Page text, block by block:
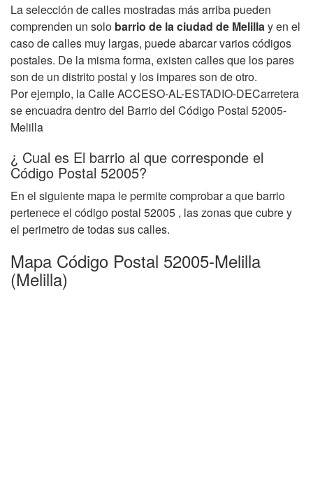
La selección de calles mostradas más arriba pueden
comprenden un solo barrio de la ciudad de Melillay en el
caso de calles muy largas, puede abarcar varios códigos
postales. De la misma forma, existen calles que los pares
son de un distrito postal y los impares son de otro.
Por ejemplo, la Calle ACCESO-AL-ESTADIO-DECarretera
se encuadra dentro del Barrio del Código Postal 52005-
Melilla
¿ Cual es El barrio al que corresponde el
Código Postal 52005?
En el siguiente mapa le permite comprobar a que barrio
pertenece el código postal 52005 , las zonas que cubre y
el perimetro de todas sus calles.
Mapa Código Postal 52005-Melilla
(Melilla)